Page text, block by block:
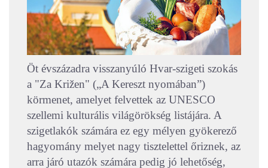
Öt évszázadra visszanyúló Hvar-szigeti szokás
a "Za Križen" („A Kereszt nyomában”)
körmenet, amelyet felvettek az UNESCO
szellemi kulturális világörökség listájára. A
szigetlakók számára ez egy mélyen gyökerező
hagyomány melyet nagy tisztelettel őriznek, az
arra járó utazók számára pedig jó lehetőség,